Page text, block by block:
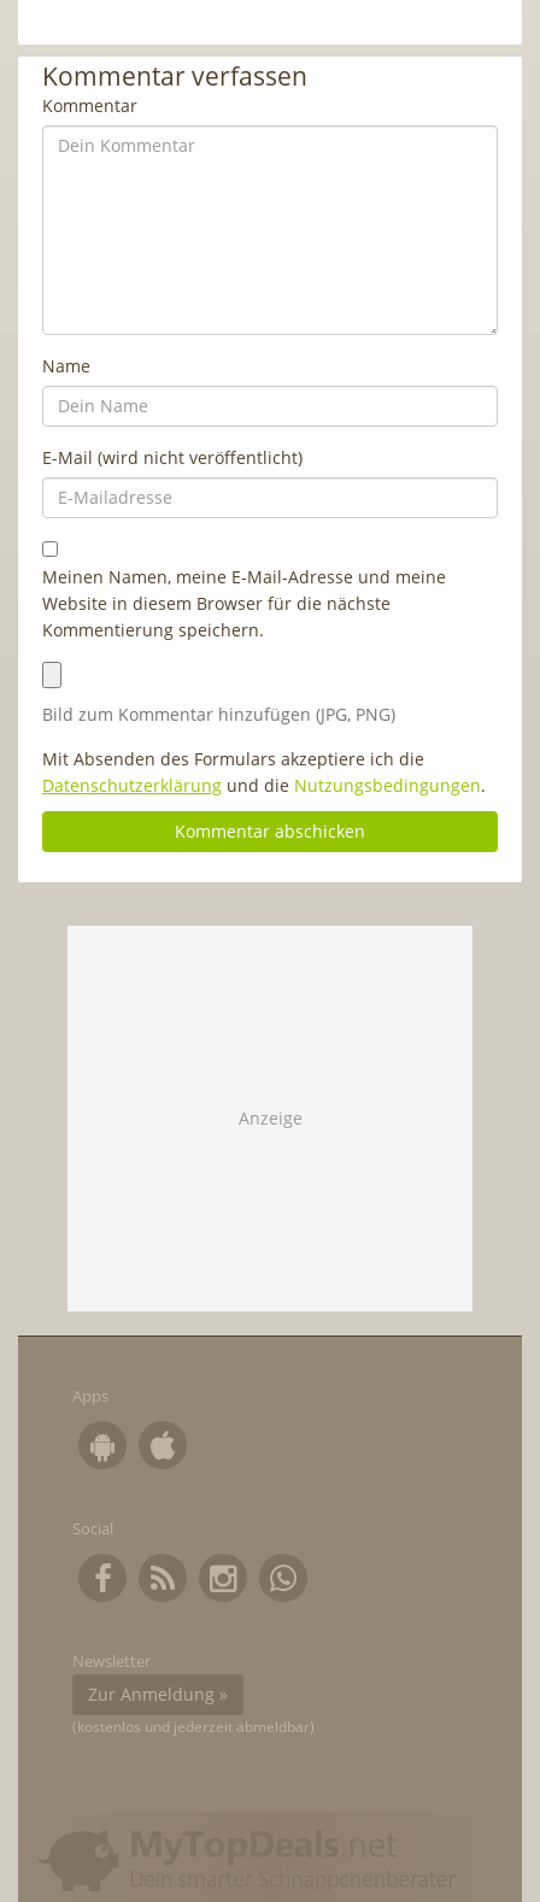
Kommentar verfassen
Kommentar
Name
E-Mail (wird nicht veröffentlicht)
Meinen Namen, meine E-Mail-Adresse und meine
Website in diesem Browser für die nächste
Kommentierung speichern.
Bild zum Kommentar hinzufügen (JPG, PNG)
Mit Absenden des Formulars akzeptiere ich die
Datenschutzerklärung und die Nutzungsbedingungen.
Apps
Social
Newsletter
Zur Anmeldung »
(kostenlos und jederzeit abmeldbar)